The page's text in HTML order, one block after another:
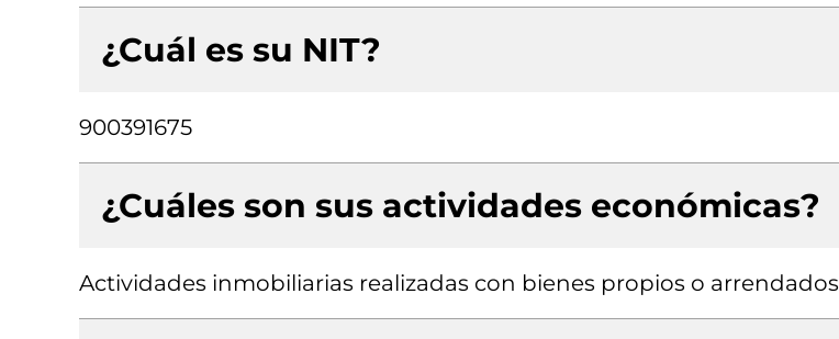
¿Cuál es su NIT?
900391675
¿Cuáles son sus actividades económicas?
Actividades inmobiliarias realizadas con bienes propios o arrendados